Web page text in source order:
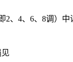
2、4、6、8调）
见